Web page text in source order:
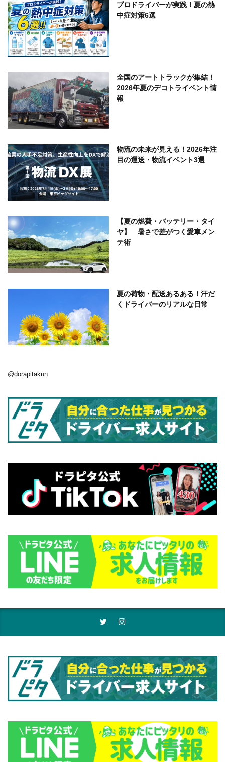
プロドライバーが実践！夏の熱
中症対策6選
全国のアートトラックが集結！
2026年夏のデコトライベント情
報
物流の未来が見える！2026年注
目の運送・物流イベント3選
【夏の燃費・バッテリー・タイ
ヤ】 暑さで差がつく愛車メン
テ術
夏の荷物・配送あるある！汗だ
くドライバーのリアルな日常
@dorapitakun